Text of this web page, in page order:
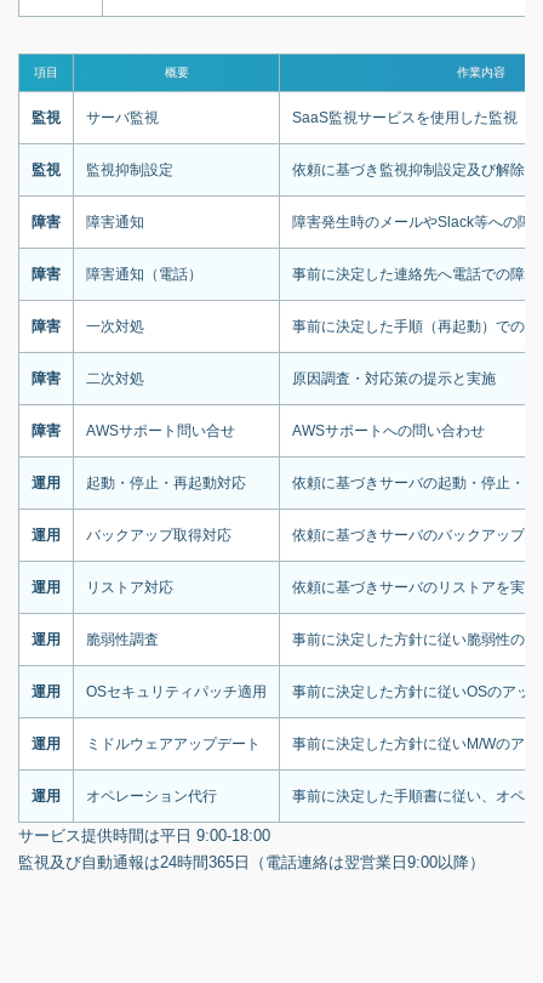
項目 概要 作業内容
監視 サーバ監視 SaaS監視サービスを使用した監視
監視 監視抑制設定 依頼に基づき監視抑制設定及び解除を
障害 障害通知 障害発生時のメールやSlack等への障
障害 障害通知（電話） 事前に決定した連絡先へ電話での障害
障害 一次対処 事前に決定した手順（再起動）での障
障害 二次対処 原因調査・対応策の提示と実施
障害 AWSサポート問い合せ AWSサポートへの問い合わせ
運用 起動・停止・再起動対応 依頼に基づきサーバの起動・停止・
運用 バックアップ取得対応 依頼に基づきサーバのバックアップを
運用 リストア対応 依頼に基づきサーバのリストアを実施
運用 脆弱性調査 事前に決定した方針に従い脆弱性の
運用 OSセキュリティパッチ適用 事前に決定した方針に従いOSのアッ
運用 ミドルウェアアップデート 事前に決定した方針に従いM/Wのア
運用 オペレーション代行 事前に決定した手順書に従い、オペ
サービス提供時間は平日 9:00-18:00
監視及び自動通報は24時間365日（電話連絡は翌営業日9:00以降）